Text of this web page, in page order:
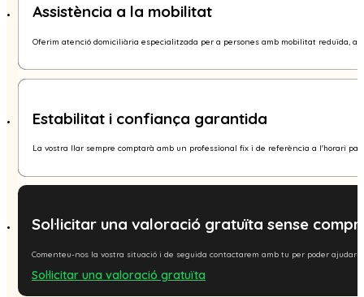
Assistència a la mobilitat
Oferim atenció domiciliària especialitzada per a persones amb mobilitat reduïda,
Estabilitat i confiança garantida
La vostra llar sempre comptarà amb un professional fix i de referència a l'horari
Sol·licitar una valoració gratuïta sense
Comenteu-nos la vostra situació i de seguida contactarem amb tu per poder ajudar-
Sol·licitar una valoració gratuïta